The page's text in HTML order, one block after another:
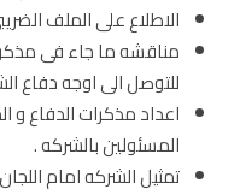
الاطلاع على الملف
مناقشه ما جاء فى
للتوصل الى اوجه دفاع
اعداد مذكرات الدفاع و
المسئولين بالشركه .
تمثيل الشركه امام